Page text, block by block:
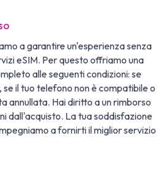
a garantire un'esperienza senza
eSIM. Per questo offriamo una
alle seguenti condizioni: se
se il tuo telefono non è compatibile o
annullata. Hai diritto a un rimborso
dall'acquisto. La tua soddisfazione
a fornirti il miglior servizio